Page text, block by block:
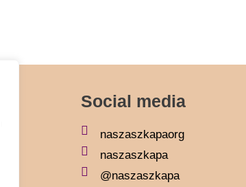
Social media
naszaszkapaorg
naszaszkapa
@naszaszkapa